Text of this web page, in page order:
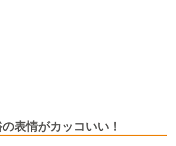
表情がカッコいい！